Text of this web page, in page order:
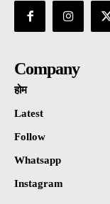
Company
होम
Latest
Follow
Whatsapp
Instagram